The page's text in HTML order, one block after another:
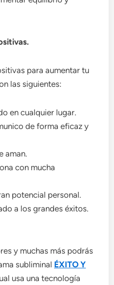
para aumentar tu
las siguientes:
en cualquier lugar.
de forma eficaz y
aman.
con mucha
potencial personal.
a los grandes éxitos.
y muchas más podrás
subliminal ÉXITO Y
usa una tecnología